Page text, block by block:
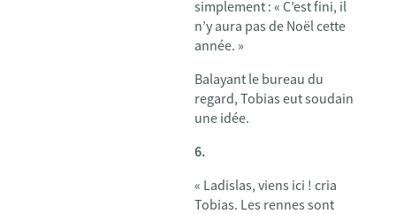
simplement : « C’est fini, il
n’y aura pas de Noël cette
année. »
Balayant le bureau du
regard, Tobias eut soudain
une idée.
6.
« Ladislas, viens ici ! cria
Tobias. Les rennes sont